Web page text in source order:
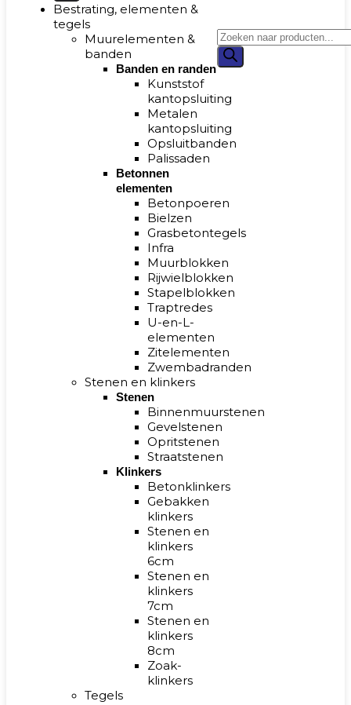
Bestrating, elementen &
tegels
Muurelementen &
banden
Banden en randen
Kunststof
kantopsluiting
Metalen
kantopsluiting
Opsluitbanden
Palissaden
Betonnen
elementen
Betonpoeren
Bielzen
Grasbetontegels
Infra
Muurblokken
Rijwielblokken
Stapelblokken
Traptredes
U-en-L-
elementen
Zitelementen
Zwembadranden
Stenen en klinkers
Stenen
Binnenmuurstenen
Gevelstenen
Opritstenen
Straatstenen
Klinkers
Betonklinkers
Gebakken
klinkers
Stenen en
klinkers
6cm
Stenen en
klinkers
7cm
Stenen en
klinkers
8cm
Zoak-
klinkers
Tegels